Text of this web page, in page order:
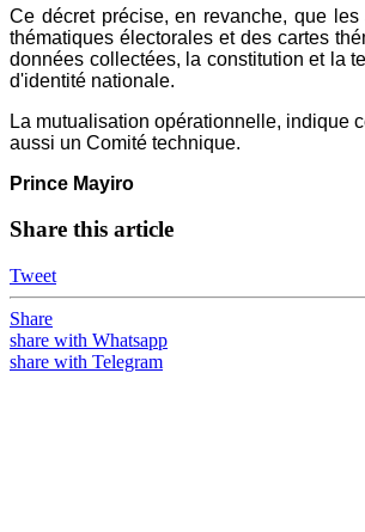
Ce décret précise, en revanche, que
thématiques électorales et des cartes
données collectées, la constitution et la
d'identité nationale.
La mutualisation opérationnelle, indique
aussi un Comité technique.
Prince Mayiro
Share this article
Tweet
Share
share with Whatsapp
share with Telegram